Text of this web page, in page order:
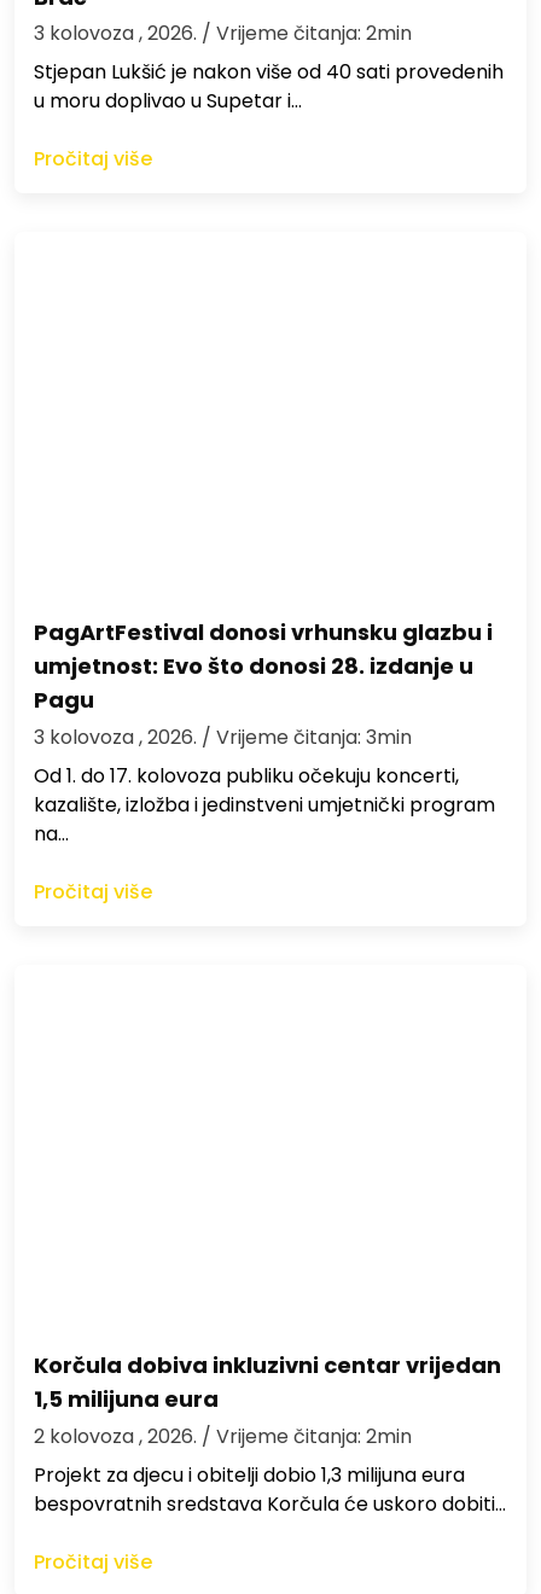
3 kolovoza , 2026. / Vrijeme čitanja: 2min
St​jepan Lukšić je nakon više od 40 sati provedenih
u moru doplivao u Supetar i…
Pročitaj više
PagArtFestival donosi vrhunsku glazbu i
umjetnost: Evo što donosi 28. izdanje u
Pagu
3 kolovoza , 2026. / Vrijeme čitanja: 3min
Od 1. do 17. kolovoza publiku očekuju koncerti,
kazalište, izložba i jedinstveni umjetnički program
na…
Pročitaj više
Korčula dobiva inkluzivni centar vrijedan
1,5 milijuna eura
2 kolovoza , 2026. / Vrijeme čitanja: 2min
Projekt za djecu i obitelji dobio 1,3 milijuna eura
bespovratnih sredstava Korčula će uskoro dobiti…
Pročitaj više